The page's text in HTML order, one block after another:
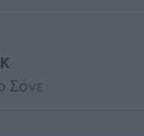
Σόνε